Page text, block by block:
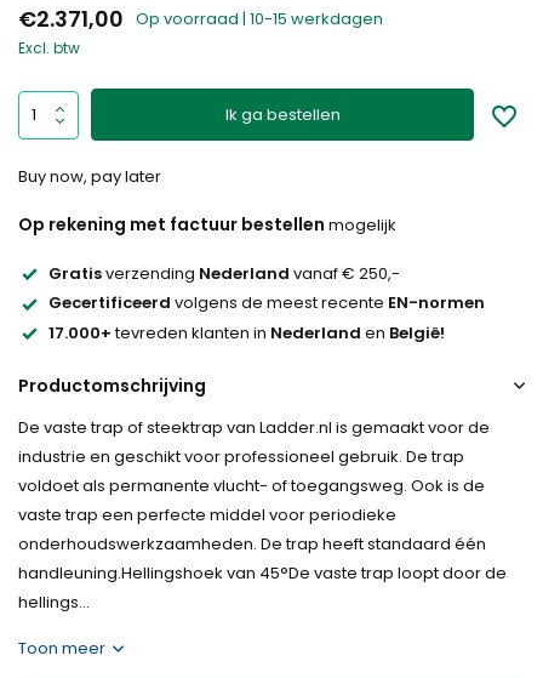
€2.371,00 Op voorraad | 10-15 werkdagen
Excl. btw
Ik ga bestellen
Buy now, pay later
Op rekening met factuur bestellen mogelijk
Gratisverzending Nederland vanaf € 250,-
Gecertificeerd volgens de meest recente EN-normen
17.000+tevreden klanten in Nederland en België!
Productomschrijving
De vaste trap of steektrap van Ladder.nl is gemaakt voor de
industrie en geschikt voor professioneel gebruik. De trap
voldoet als permanente vlucht- of toegangsweg. Ook is de
vaste trap een perfecte middel voor periodieke
onderhoudswerkzaamheden. De trap heeft standaard één
handleuning.Hellingshoek van 45°De vaste trap loopt door de
hellings...
Toon meer